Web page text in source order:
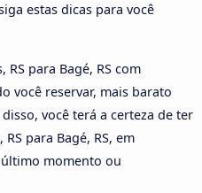
estas dicas para você
RS para Bagé, RS com
você reservar, mais barato
você terá a certeza de ter
para Bagé, RS, em
momento ou